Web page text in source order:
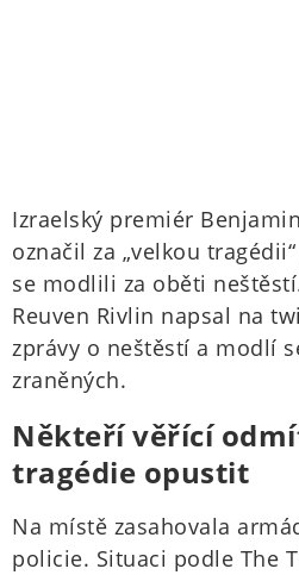
Izraelský premiér
označil za „velkou
se modlili za oběti
Reuven Rivlin napsal na
zprávy o neštěstí a modlí
zraněných.
Někteří věřící
tragédie opustit
Na místě zasahovala
policie. Situaci podle The